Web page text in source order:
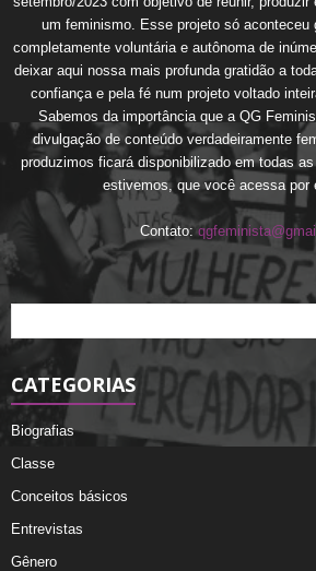
um feminismo. Esse projeto só aconteceu
completamente voluntária e autônoma de
deixar aqui nossa mais profunda gratidão a
confiança e pela fé num projeto voltado
Sabemos da importância que a QG
divulgação de conteúdo verdadeiramente
produzimos ficará disponibilizado em todas
estivemos, que você acessa por
Contato:
CATEGORIAS
Biografias
Classe
Conceitos básicos
Entrevistas
Gênero